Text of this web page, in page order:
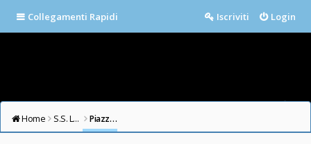
Collegamenti Rapidi Login
Iscriviti
Home S.S. LAZIO FORUM Piazza della Libertà